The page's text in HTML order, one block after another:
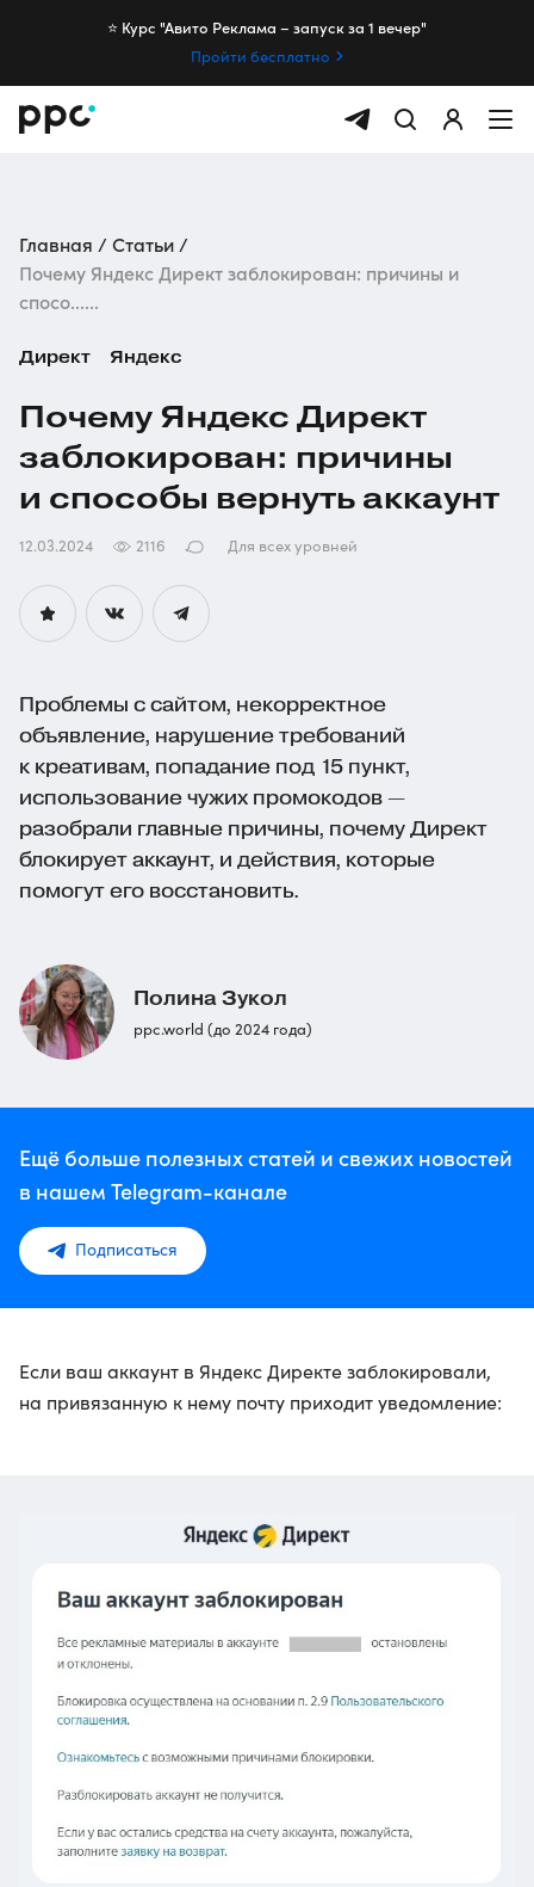
⭐️ Курс "Авито Реклама – запуск за 1 вечер"
Пройти бесплатно
Главная
Статьи
Почему Яндекс Директ заблокирован: причины и
спосо......
Директ Яндекс
Почему Яндекс Директ
заблокирован: причины
и способы вернуть аккаунт
12.03.2024 2116 Для всех уровней
Проблемы с сайтом, некорректное
объявление, нарушение требований
к креативам, попадание под 15 пункт,
использование чужих промокодов —
разобрали главные причины, почему Директ
блокирует аккаунт, и действия, которые
помогут его восстановить.
Полина Зукол
ppc.world (до 2024 года)
Ещё больше полезных статей и свежих новостей
в нашем Telegram-канале
Подписаться
Если ваш аккаунт в Яндекс Директе заблокировали,
на привязанную к нему почту приходит уведомление: